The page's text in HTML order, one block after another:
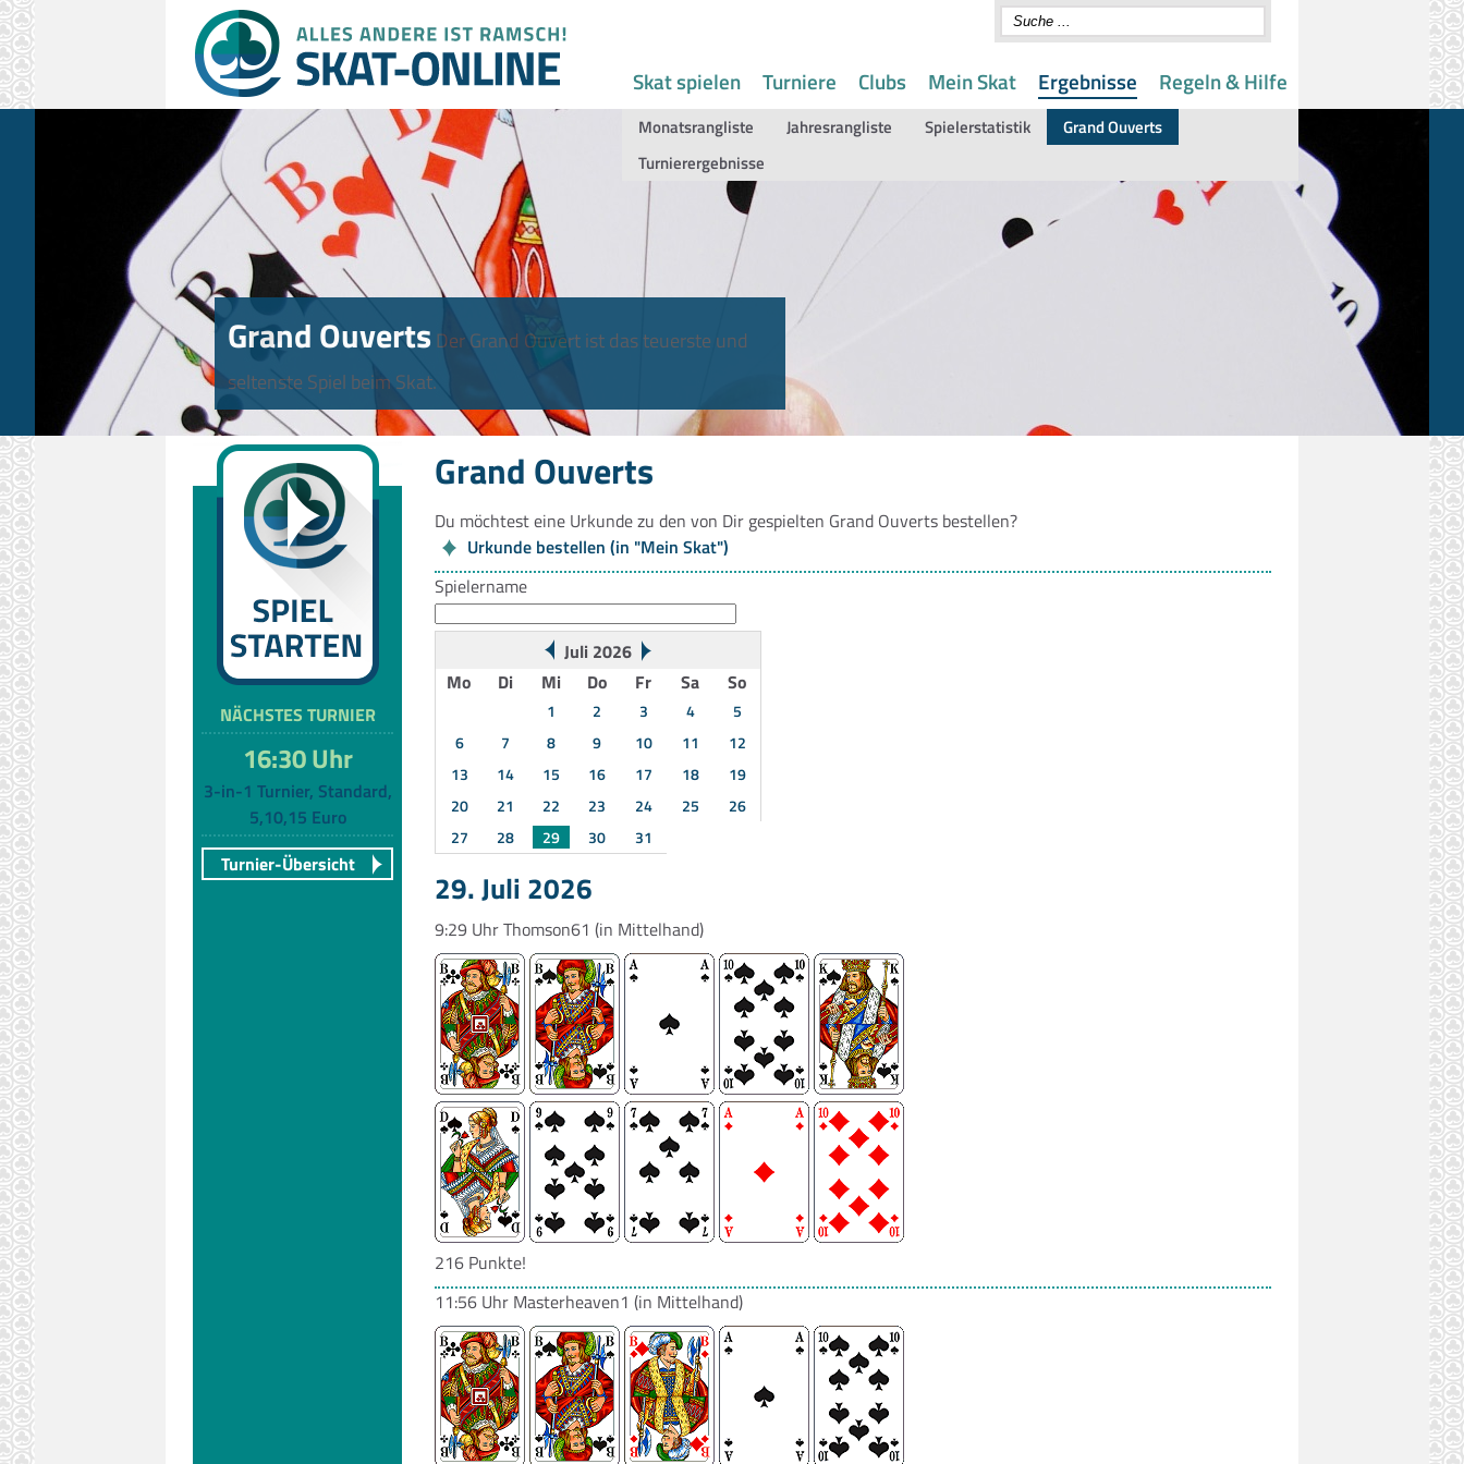
Skat spielen Turniere Clubs Mein Skat Ergebnisse
Monatsrangliste Jahresrangliste Spielerstatistik
Grand Ouverts
Turnierergebnisse
Regeln & Hilfe
Grand Ouverts Der Grand Ouvert ist das teuerste und
seltenste Spiel beim Skat.
NÄCHSTES TURNIER
16:30 Uhr
3-in-1 Turnier, Standard,
5,10,15 Euro
Turnier-Übersicht
Grand Ouverts
Du möchtest eine Urkunde zu den von Dir gespielten Grand Ouverts bestellen?
Urkunde bestellen (in "Mein Skat")
Spielername
Juli 2026
Mo
Di Mi Do Fr Sa So
1 2 3 4
5
6
7 8 9 10 11
12
13
14 15 16 17 18
19
20
21 22 23 24 25
26
27
28 29 30 31
29. Juli 2026
9:29 UhrThomson61 (in Mittelhand)
216 Punkte!
11:56 Uhr Masterheaven1 (in Mittelhand)